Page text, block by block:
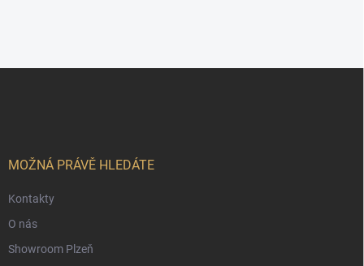
MOŽNÁ PRÁVĚ HLEDÁTE
Kontakty
O nás
Showroom Plzeň